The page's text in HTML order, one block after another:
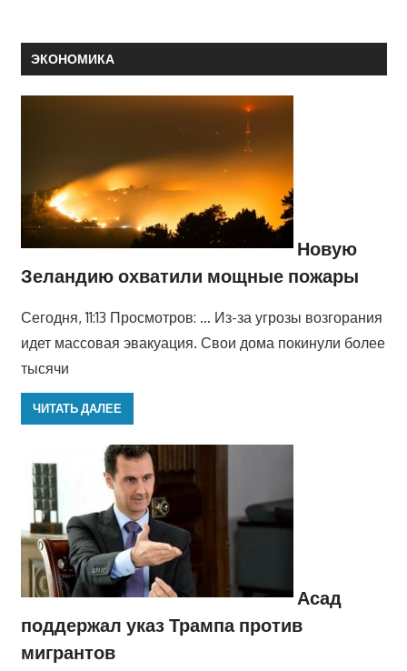
ЭКОНОМИКА
Новую
Зеландию охватили мощные пожары
Сегодня, 11:13 Просмотров: … Из-за угрозы возгорания
идет массовая эвакуация. Свои дома покинули более
тысячи
ЧИТАТЬ ДАЛЕЕ
Асад
поддержал указ Трампа против
мигрантов